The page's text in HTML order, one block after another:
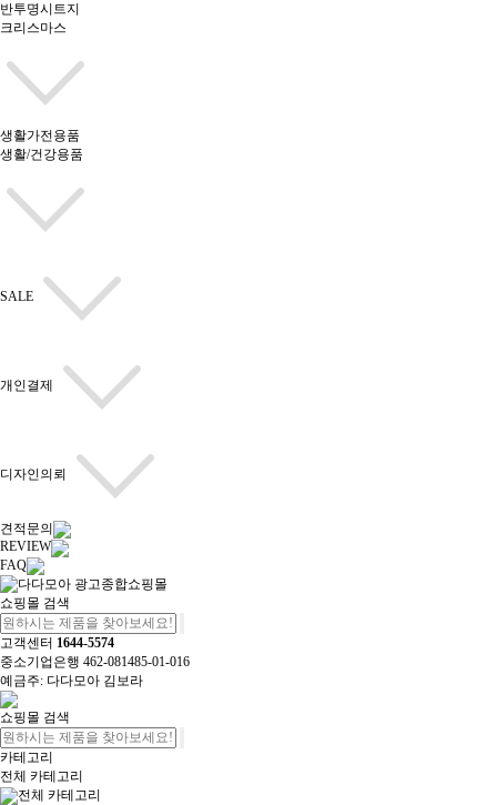
반투명시트지
크리스마스
생활가전용품
생활/건강용품
SALE
개인결제
디자인의뢰
견적문의
REVIEW
FAQ
쇼핑몰 검색
고객센터 1644-5574
중소기업은행 462-081485-01-016
예금주: 다다모아 김보라
쇼핑몰 검색
카테고리
전체 카테고리
전체 카테고리